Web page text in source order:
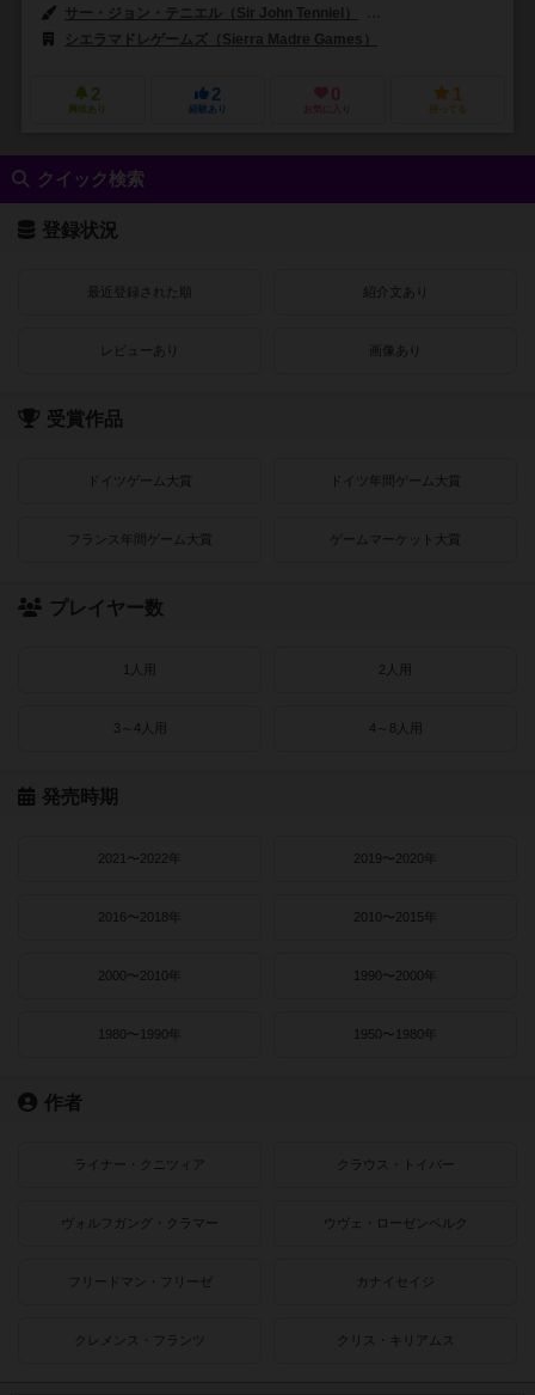
サー・ジョン・テニエル（Sir John Tenniel）
シエラマドレゲームズ（Sierra Madre Games）
2
興味あり
2
経験あり
0
お気に入り
1
持ってる
クイック検索
登録状況
最近登録された順 紹介文あり
レビューあり 画像あり
受賞作品
ドイツゲーム大賞 ドイツ年間ゲーム大賞
フランス年間ゲーム大賞 ゲームマーケット大賞
プレイヤー数
1人用 2人用
3～4人用 4～8人用
発売時期
2021〜2022年 2019〜2020年
2016〜2018年 2010〜2015年
2000〜2010年 1990〜2000年
1980〜1990年 1950〜1980年
作者
ライナー・クニツィア クラウス・トイバー
ヴォルフガング・クラマー ウヴェ・ローゼンベルク
フリードマン・フリーゼ カナイセイジ
クレメンス・フランツ クリス・キリアムス